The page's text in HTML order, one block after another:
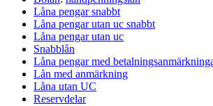
Låna pengar snabbt
Låna pengar utan uc snabbt
Låna pengar utan uc
Snabblån
Låna pengar med
Lån med anmärkning
Låna utan UC
Reservdelar